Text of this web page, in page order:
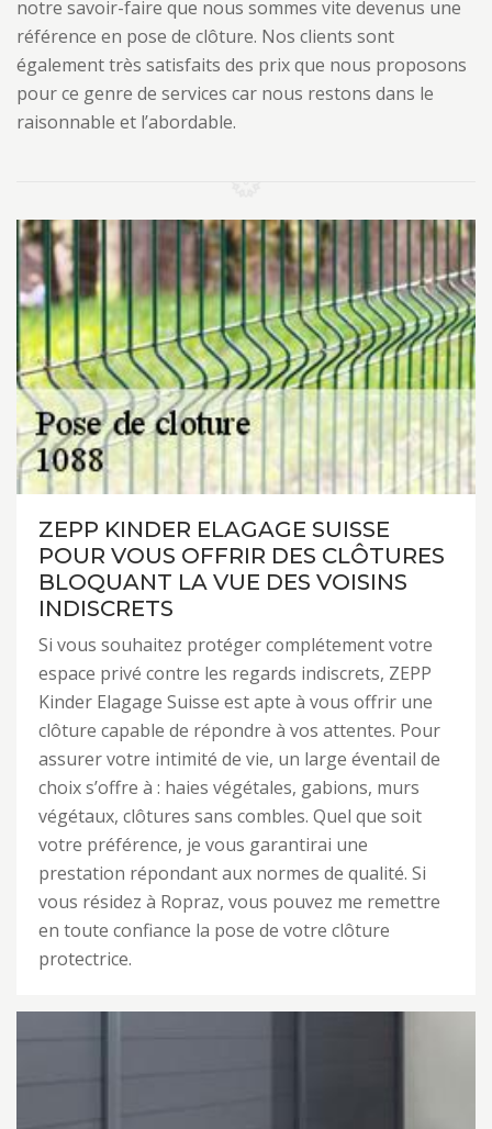
notre savoir-faire que nous sommes vite devenus une
référence en pose de clôture. Nos clients sont
également très satisfaits des prix que nous proposons
pour ce genre de services car nous restons dans le
raisonnable et l’abordable.
ZEPP KINDER ELAGAGE SUISSE
POUR VOUS OFFRIR DES CLÔTURES
BLOQUANT LA VUE DES VOISINS
INDISCRETS
Si vous souhaitez protéger complétement votre
espace privé contre les regards indiscrets, ZEPP
Kinder Elagage Suisse est apte à vous offrir une
clôture capable de répondre à vos attentes. Pour
assurer votre intimité de vie, un large éventail de
choix s’offre à : haies végétales, gabions, murs
végétaux, clôtures sans combles. Quel que soit
votre préférence, je vous garantirai une
prestation répondant aux normes de qualité. Si
vous résidez à Ropraz, vous pouvez me remettre
en toute confiance la pose de votre clôture
protectrice.